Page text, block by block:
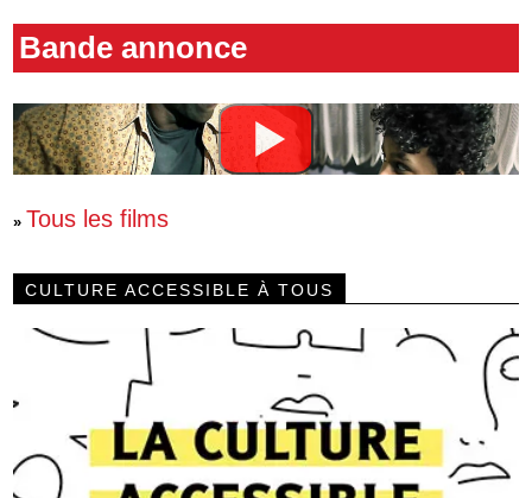
Bande annonce
» Tous les films
CULTURE ACCESSIBLE À TOUS